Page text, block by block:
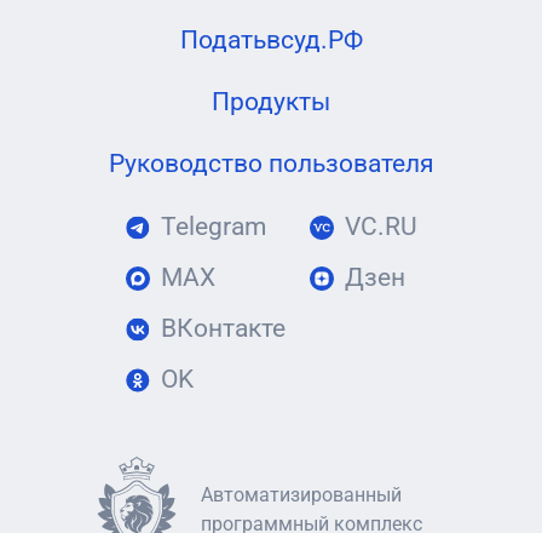
Податьвсуд.РФ
Продукты
Руководство пользователя
Telegram
MAX
ВКонтакте
OK
VC.RU
Дзен
Автоматизированный
программный комплекс